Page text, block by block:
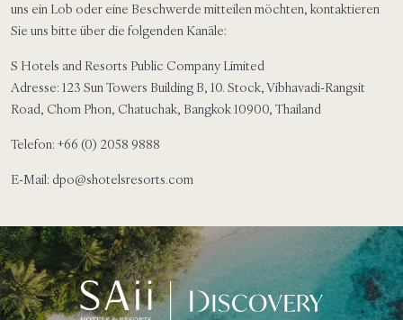
uns ein Lob oder eine Beschwerde mitteilen möchten, kontaktieren
Sie uns bitte über die folgenden Kanäle:
S Hotels and Resorts Public Company Limited
Adresse: 123 Sun Towers Building B, 10. Stock, Vibhavadi-Rangsit
Road, Chom Phon, Chatuchak, Bangkok 10900, Thailand
Telefon: +66 (0) 2058 9888
E-Mail: dpo@shotelsresorts.com